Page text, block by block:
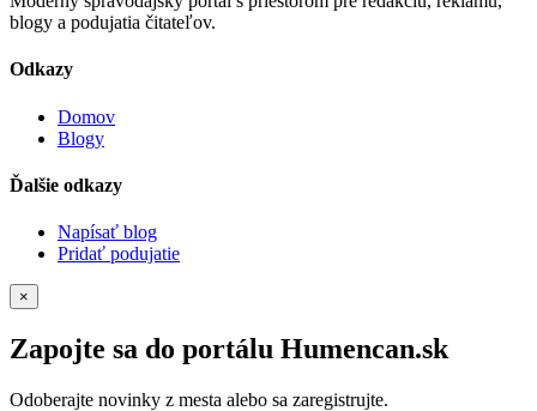
blogy a podujatia čitateľov.
Odkazy
Domov
Blogy
Ďalšie odkazy
Napísať blog
Pridať podujatie
×
Zapojte sa do portálu Humencan.sk
Odoberajte novinky z mesta alebo sa zaregistrujte.